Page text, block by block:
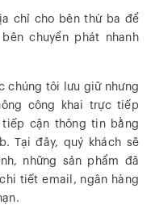
chỉ cho bên thứ ba để
chuyển phát nhanh
chúng tôi lưu giữ nhưng
công khai trực tiếp
tiếp cận thông tin bằng
Tại đây, quý khách sẽ
những sản phẩm đã
tiết email, ngân hàng